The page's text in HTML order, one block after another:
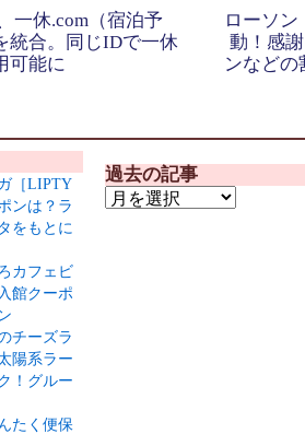
一休.com（宿泊予
統合。同じIDで一休
可能に
ローソ
動！感
ンなど
［LIPTY
ンは？ラ
をもとに
カフェビ
館クーポ
チーズラ
陽系ラー
！グルー
たく便保
過去の記事